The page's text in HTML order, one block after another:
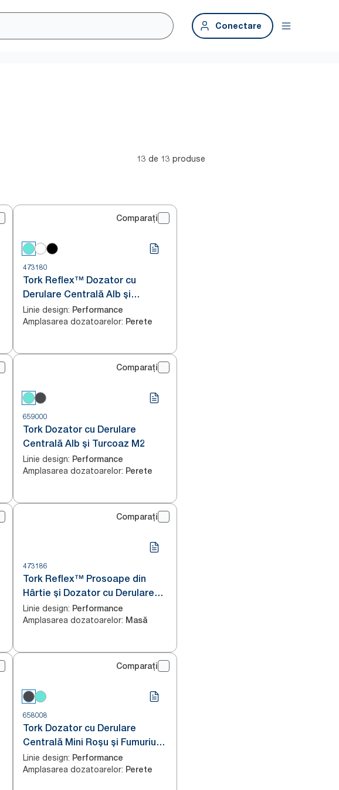
Conectare
13 de 13 produse
Comparați
473180
Tork Reflex™ Dozator cu
Derulare Centrală Alb și
Turcoaz M4
Linie design: Performance
Amplasarea dozatoarelor: Perete
Comparați
659000
Tork Dozator cu Derulare
Centrală Alb și Turcoaz M2
Linie design: Performance
Amplasarea dozatoarelor: Perete
Comparați
473186
Tork Reflex™ Prosoape din
Hârtie și Dozator cu Derulare
Centrală Alb și Turcoaz M4
Linie design: Performance
Amplasarea dozatoarelor: Masă
Comparați
658008
Tork Dozator cu Derulare
Centrală Mini Roșu și Fumuriu
M1
Linie design: Performance
Amplasarea dozatoarelor: Perete